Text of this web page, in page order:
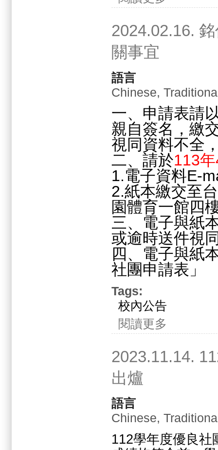
2024.02.16.
關事宜
語言
Chinese,
一、申請表請
親自簽名，繳
視同資料不全
二、請於113
1.電子資料E-
2.紙本繳交至
園體育一館四
三、電子與紙
或逾時送件視
四、電子與紙
社團申請表」
Tags:
校內公告
閱讀更多
2023.11.14.
出爐
語言
Chinese,
112學年度優良社